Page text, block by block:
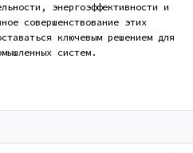
энергоэффективности и
совершенствование этих
ключевым решением для
систем.